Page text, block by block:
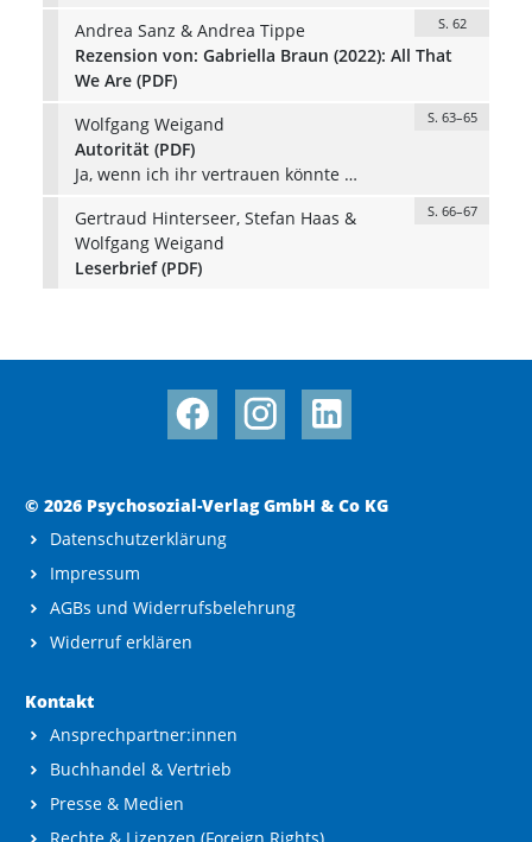
Andrea Sanz & Andrea Tippe
S. 62
Rezension von: Gabriella Braun (2022): All That
We Are (PDF)
Wolfgang Weigand
S. 63–65
Autorität (PDF)
Ja, wenn ich ihr vertrauen könnte …
Gertraud Hinterseer, Stefan Haas &
Wolfgang Weigand
S. 66–67
Leserbrief (PDF)
© 2026 Psychosozial-Verlag GmbH & Co KG
Datenschutzerklärung
Impressum
AGBs und Widerrufsbelehrung
Widerruf erklären
Kontakt
Ansprechpartner:innen
Buchhandel & Vertrieb
Presse & Medien